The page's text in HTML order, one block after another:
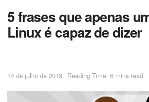
5 frases que apenas
Linux é capaz de dizer
14 de julho de 2019 Reading Time: 6 mins read